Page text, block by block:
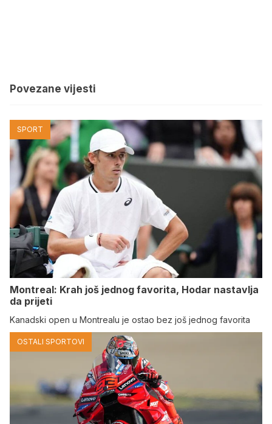
Povezane vijesti
SPORT
Montreal: Krah još jednog favorita, Hodar nastavlja
da prijeti
Kanadski open u Montrealu je ostao bez još jednog favorita
OSTALI SPORTOVI